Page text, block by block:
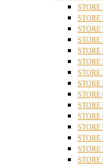
STORE
STORE
STORE